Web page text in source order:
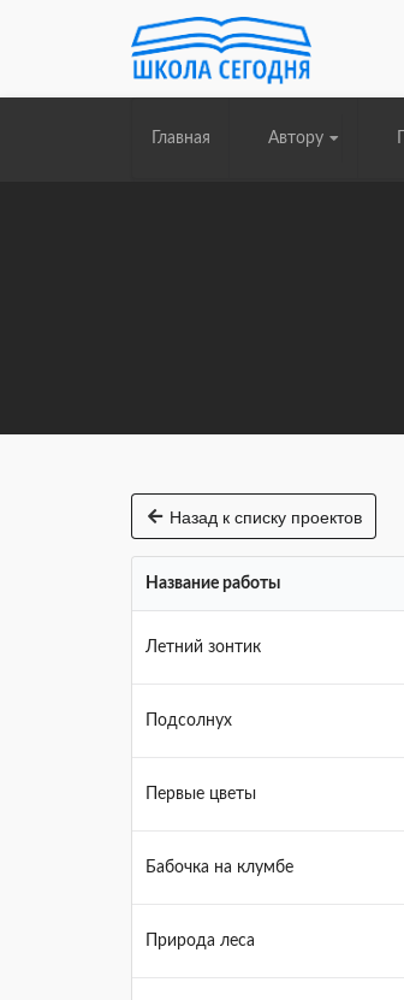
Главная Автору
Назад к списку проектов
Название работы
Летний зонтик
Подсолнух
Первые цветы
Бабочка на клумбе
Природа леса